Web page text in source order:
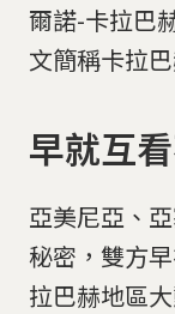
爾諾-卡拉巴
文簡稱卡拉
早就互
亞美尼亞、
秘密，雙方
拉巴赫地區